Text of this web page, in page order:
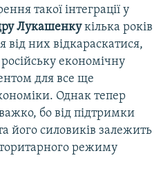
такої інтеграції у
Лукашенкукілька років
від них відкараскатися,
економічну
для все ще
Однак тепер
бо від підтримки
його силовиків залежить
режиму